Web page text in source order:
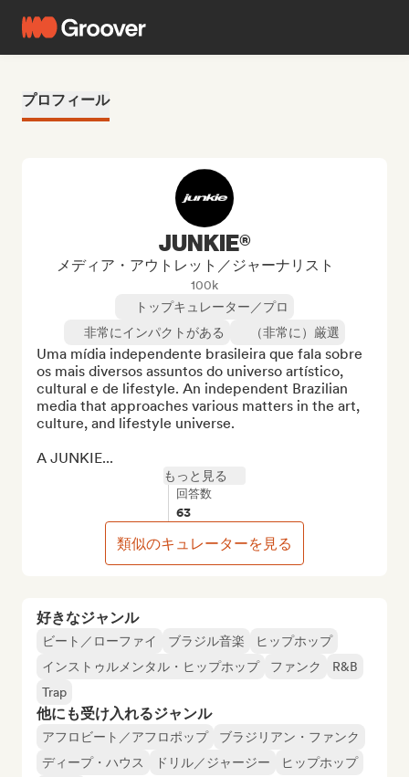
プロフィール
好きなジャンル
ビート／ローファイ ブラジル音楽
ヒップホップ
インストゥルメンタル・ヒップホップ
ファンク
R&B
Trap
他にも受け入れるジャンル
アフロビート／アフロポップ
ブラジリアン・ファンク
ディープ・ハウス
ドリル／ジャージー
ヒップホップ
JUNKIE®
メディア・アウトレット／ジャーナリスト
100k
トップキュレーター／プロ
非常にインパクトがある
（非常に）厳選
Uma mídia independente brasileira que fala sobre
os mais diversos assuntos do universo artístico,
cultural e de lifestyle. An independent Brazilian
media that approaches various matters in the art,
culture, and lifestyle universe.
A JUNKIE...
もっと見る
回答数
63
類似のキュレーターを見る